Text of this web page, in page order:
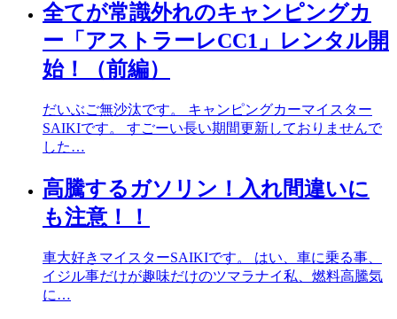
全てが常識外れのキャンピングカ
ー「アストラーレCC1」レンタル開
始！（前編）
だいぶご無沙汰です。 キャンピングカーマイスター
SAIKIです。 すごーい長い期間更新しておりませんで
した…
高騰するガソリン！入れ間違いに
も注意！！
車大好きマイスターSAIKIです。 はい、車に乗る事、
イジル事だけが趣味だけのツマラナイ私、燃料高騰気
に…